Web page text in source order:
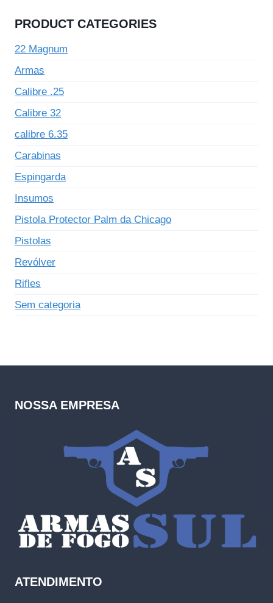
PRODUCT CATEGORIES
22 Magnum
Armas
Calibre .25
Calibre 32
calibre 6.35
Carabinas
Espingarda
Insumos
Pistola Protector Palm da Chicago
Pistolas
Revólver
Rifles
Sem categoria
NOSSA EMPRESA
ATENDIMENTO